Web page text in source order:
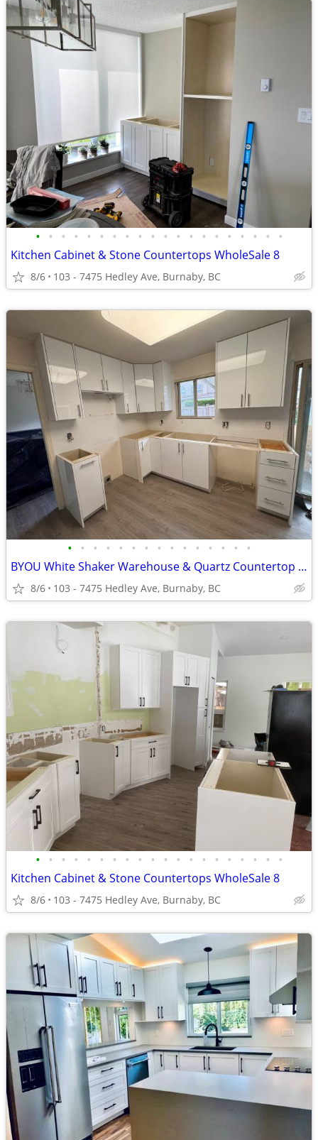
• • • • • • • • • • • • • • • • • • • •
Kitchen Cabinet & Stone Countertops WholeSale 8
8/6 103 - 7475 Hedley Ave, Burnaby, BC
• • • • • • • • • • • • • • •
BYOU White Shaker Warehouse & Quartz Countertop 2B (103-7475 Hedley A
8/6 103 - 7475 Hedley Ave, Burnaby, BC
• • • • • • • • • • • • • • • • • • • •
Kitchen Cabinet & Stone Countertops WholeSale 8
8/6 103 - 7475 Hedley Ave, Burnaby, BC